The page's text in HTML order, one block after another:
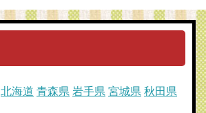
北海道 青森県 岩手県 宮城県 秋田県